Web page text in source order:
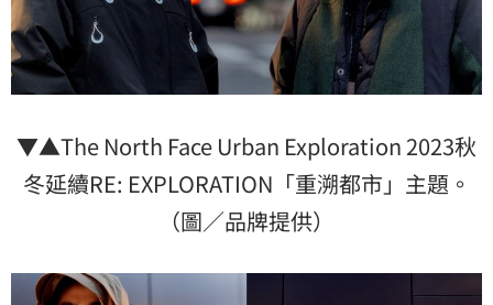
▼▲The North Face Urban Exploration 2023秋
冬延續RE: EXPLORATION「重溯都市」主題。
（圖／品牌提供）